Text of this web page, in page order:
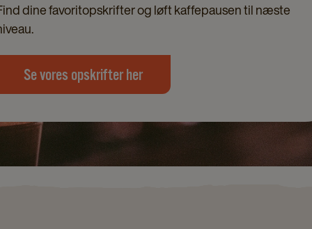
dine favoritopskrifter og løft kaffepausen til næste
Se vores opskrifter her